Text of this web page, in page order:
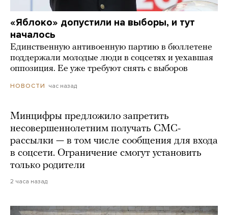
«Яблоко» допустили на выборы, и тут
началось
Единственную антивоенную партию в бюллетене
поддержали молодые люди в соцсетях и уехавшая
оппозиция. Ее уже требуют снять с выборов
НОВОСТИ час назад
Минцифры предложило запретить
несовершеннолетним получать СМС-
рассылки — в том числе сообщения для входа
в соцсети. Ограничение смогут установить
только родители
2 часа назад